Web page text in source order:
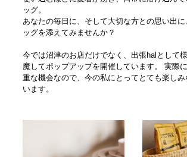
ッグ。
あなたの毎日に、そして大切な方との思い出
ッグを添えてみませんか？
今では沼津のお店だけでなく、出張halとして
魔してポップアップを開催しています。 実際
重な機会なので、今の私にとってとても楽し
います。